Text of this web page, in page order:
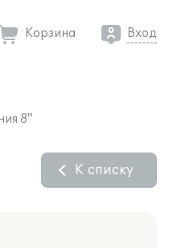
Корзина Вход
8"
К списку